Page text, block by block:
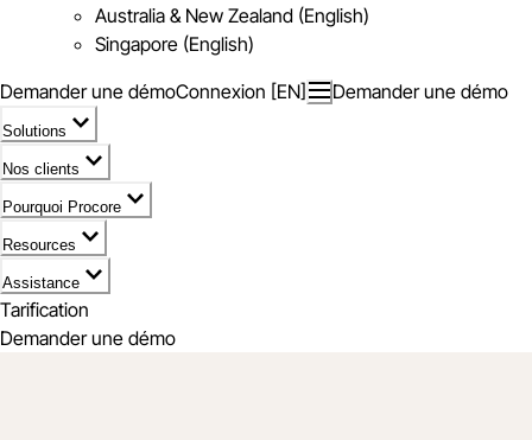
Australia & New Zealand (English)
Singapore (English)
Demander une démoConnexion [EN] Demander une démo
Solutions
Nos clients
Pourquoi Procore
Resources
Assistance
Tarification
Demander une démo